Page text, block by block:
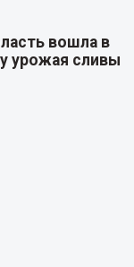
вошла в
урожая сливы